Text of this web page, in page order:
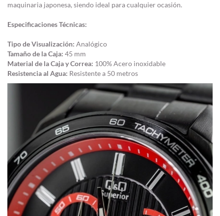
maquinaria japonesa, siendo ideal para cualquier ocasión.
Especificaciones Técnicas:
Tipo de Visualización: Analógico
Tamaño de la Caja: 45 mm
Material de la Caja y Correa: 100% Acero inoxidable
Resistencia al Agua: Resistente a 50 metros